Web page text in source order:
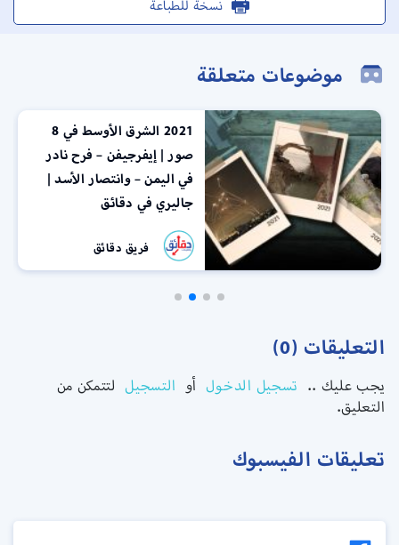
نسخة للطباعة
موضوعات متعلقة
2021 الشرق الأوسط في 8
صور | إيفرجيفن – فرح نادر
في اليمن – وانتصار الأسد |
جاليري في دقائق
فريق دقائق
التعليقات (0)
يجب عليك .. تسجيل الدخول أو التسجيل لتتمكن من
التعليق.
تعليقات الفيسبوك